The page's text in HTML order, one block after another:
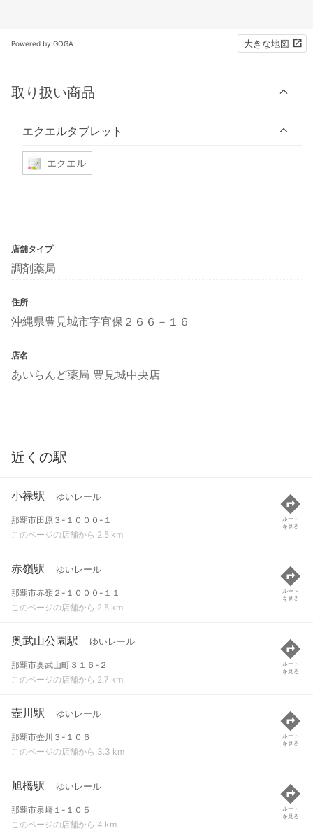
Powered by GOGA 大きな地図
取り扱い商品
エクエルタブレット
エクエル
店舗タイプ
調剤薬局
住所
沖縄県豊見城市字宜保２６６－１６
店名
あいらんど薬局 豊見城中央店
近くの駅
小禄駅 ゆいレール
那覇市田原３-１０００-１
このページの店舗から 2.5 km
ルート
を見る
赤嶺駅 ゆいレール
那覇市赤嶺２-１０００-１１
このページの店舗から 2.5 km
ルート
を見る
奥武山公園駅 ゆいレール
那覇市奥武山町３１６-２
このページの店舗から 2.7 km
ルート
を見る
壺川駅 ゆいレール
那覇市壺川３-１０６
このページの店舗から 3.3 km
ルート
を見る
旭橋駅 ゆいレール
那覇市泉崎１-１０５
このページの店舗から 4 km
ルート
を見る